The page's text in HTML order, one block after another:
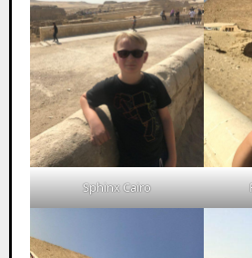
Sphinx Cairo